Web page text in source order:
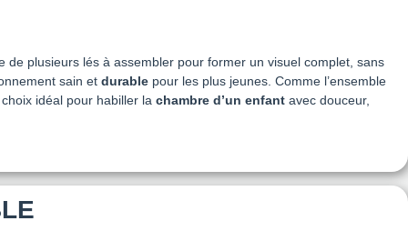
de plusieurs lés à assembler pour former un visuel complet, sans
sain et durable pour les plus jeunes. Comme l’ensemble
idéal pour habiller la chambre d’un enfant avec douceur,